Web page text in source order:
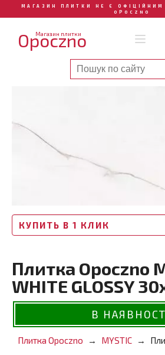
МАГАЗИН ПЛИТКИ НЕ Є ОФІЦІЙНИМ
OPOCZNO
Магазин плитки
Opoczno
КУПИТЬ В 1 КЛИК
Плитка Opoczno
WHITE GLOSSY
В
Плитка Opoczno MYSTIC